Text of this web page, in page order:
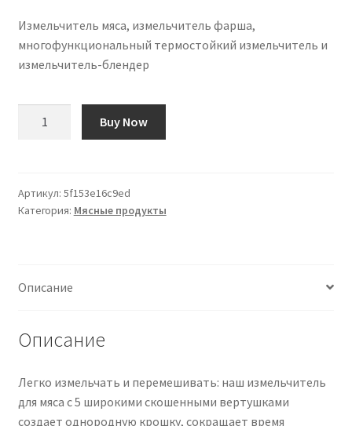
Измельчитель мяса, измельчитель фарша,
многофункциональный термостойкий измельчитель и
измельчитель-блендер
Ground
Meat
Resistant
Blender
Buy Now
Артикул: 5f153e16c9ed
Категория: Мясные продукты
Описание
Описание
Легко измельчать и перемешивать: наш измельчитель
для мяса с 5 широкими скошенными вертушками
создает однородную крошку, сокращает время